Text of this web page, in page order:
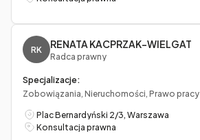
RK RENATA KACPRZAK-WIELGAT
Radca prawny
Specjalizacje:
Zobowiązania, Nieruchomości, Prawo pracy
Plac Bernardyński 2/3, Warszawa
Konsultacja prawna